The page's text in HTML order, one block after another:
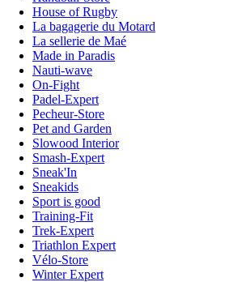
House of Rugby
La bagagerie du Motard
La sellerie de Maé
Made in Paradis
Nauti-wave
On-Fight
Padel-Expert
Pecheur-Store
Pet and Garden
Slowood Interior
Smash-Expert
Sneak'In
Sneakids
Sport is good
Training-Fit
Trek-Expert
Triathlon Expert
Vélo-Store
Winter Expert